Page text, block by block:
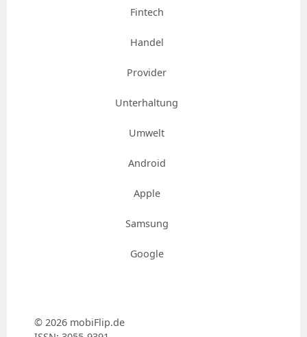
Fintech
Handel
Provider
Unterhaltung
Umwelt
Android
Apple
Samsung
Google
© 2026 mobiFlip.de